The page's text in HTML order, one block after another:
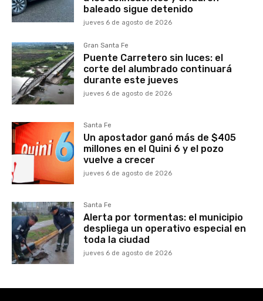
baleado sigue detenido
jueves 6 de agosto de 2026
Gran Santa Fe
Puente Carretero sin luces: el
corte del alumbrado continuará
durante este jueves
jueves 6 de agosto de 2026
Santa Fe
Un apostador ganó más de $405
millones en el Quini 6 y el pozo
vuelve a crecer
jueves 6 de agosto de 2026
Santa Fe
Alerta por tormentas: el municipio
despliega un operativo especial en
toda la ciudad
jueves 6 de agosto de 2026